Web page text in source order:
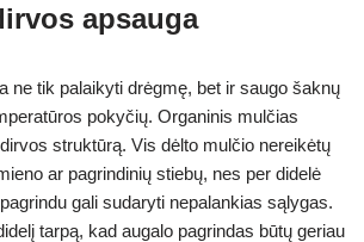
apsauga
ne tik palaikyti drėgmę, bet ir saugo šaknų
pokyčių. Organinis mulčias
struktūrą. Vis dėlto mulčio nereikėtų
ar pagrindinių stiebų, nes per didelė
gali sudaryti nepalankias sąlygas.
tarpą, kad augalo pagrindas būtų geriau